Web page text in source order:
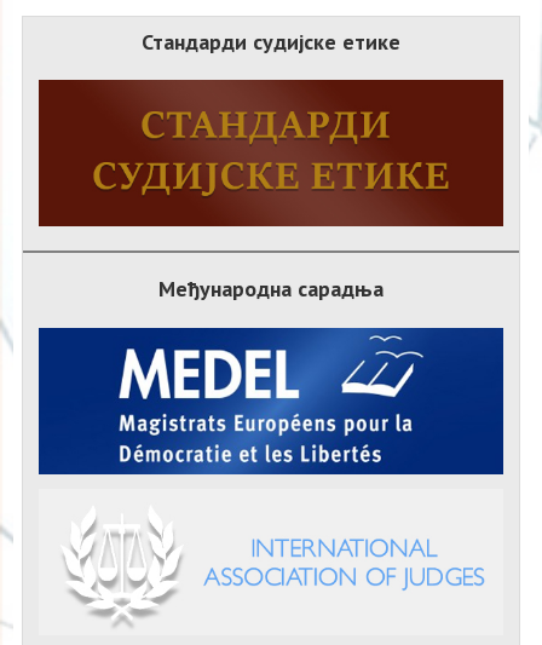
Стандарди судијске етике
Међународна сарадња